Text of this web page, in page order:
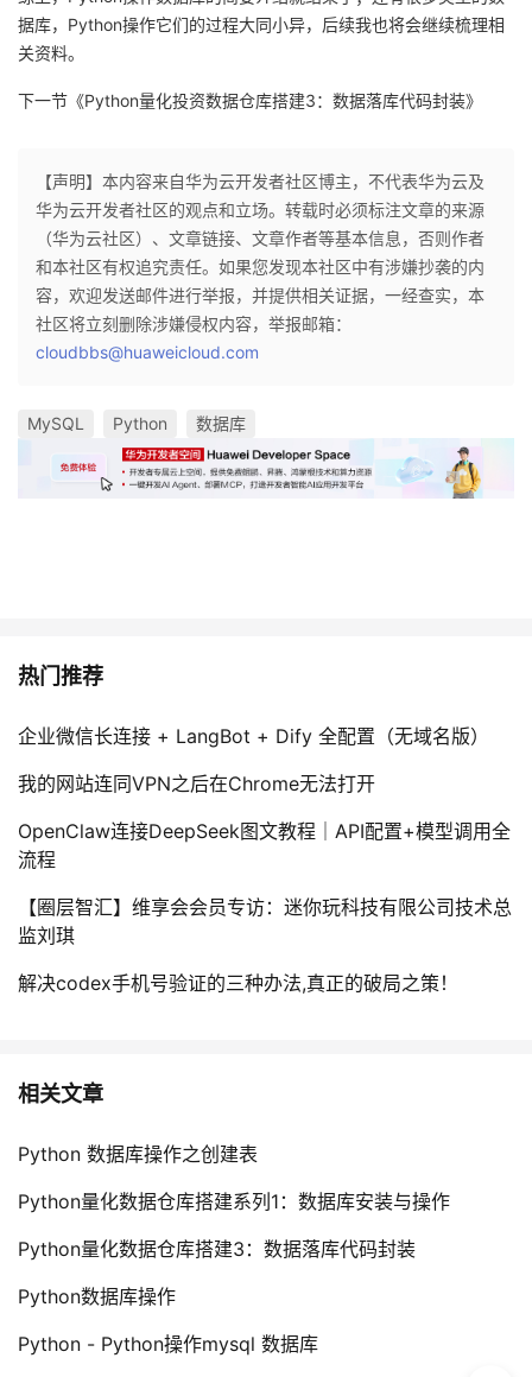
据库，Python操作它们的过程大同小异，后续我也将会继续梳理相
关资料。
下一节《Python量化投资数据仓库搭建3：数据落库代码封装》
【声明】本内容来自华为云开发者社区博主，不代表华为云及
华为云开发者社区的观点和立场。转载时必须标注文章的来源
（华为云社区）、文章链接、文章作者等基本信息，否则作者
和本社区有权追究责任。如果您发现本社区中有涉嫌抄袭的内
容，欢迎发送邮件进行举报，并提供相关证据，一经查实，本
社区将立刻删除涉嫌侵权内容，举报邮箱：
cloudbbs@huaweicloud.com
MySQL Python 数据库
热门推荐
企业微信长连接 + LangBot + Dify 全配置（无域名版）
我的网站连同VPN之后在Chrome无法打开
OpenClaw连接DeepSeek图文教程｜API配置+模型调用全
流程
【圈层智汇】维享会会员专访：迷你玩科技有限公司技术总
监刘琪
解决codex手机号验证的三种办法,真正的破局之策！
相关文章
Python 数据库操作之创建表
Python量化数据仓库搭建系列1：数据库安装与操作
Python量化数据仓库搭建3：数据落库代码封装
Python数据库操作
Python - Python操作mysql 数据库